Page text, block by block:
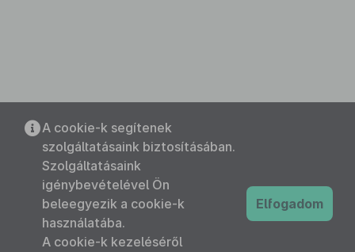
A cookie-k segítenek
szolgáltatásaink biztosításában.
Szolgáltatásaink
igénybevételével Ön
beleegyezik a cookie-k
használatába.
A cookie-k kezeléséről
Elfogadom